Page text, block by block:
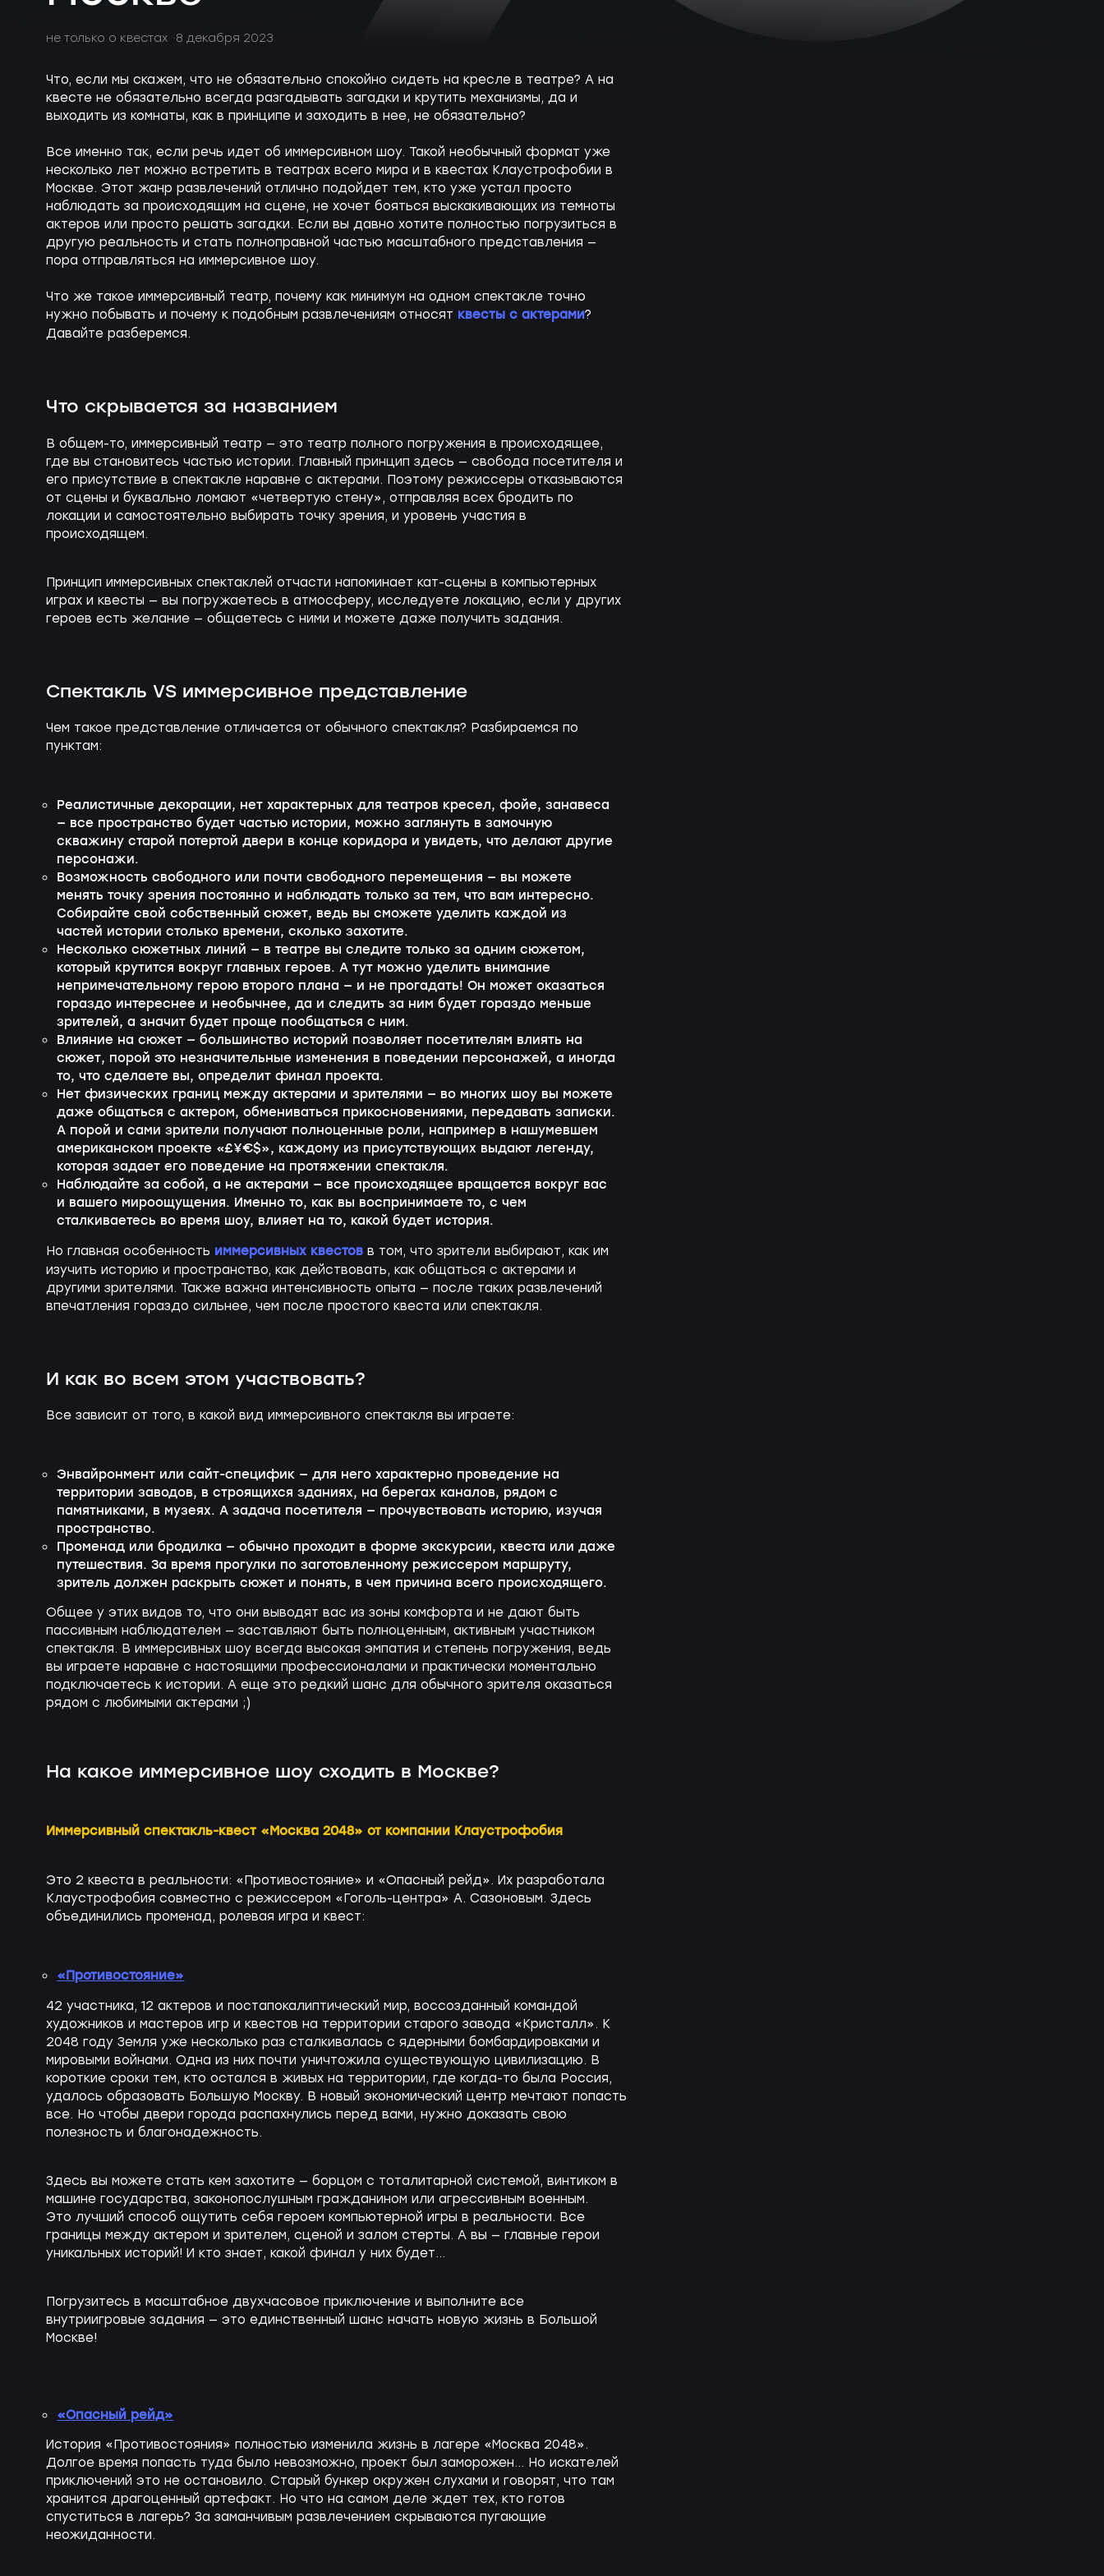
не только о квестах 8 декабря 2023
Что, если мы скажем, что не обязательно спокойно сидеть на кресле в театре? А на
квесте не обязательно всегда разгадывать загадки и крутить механизмы, да и
выходить из комнаты, как в принципе и заходить в нее, не обязательно?
Все именно так, если речь идет об иммерсивном шоу. Такой необычный формат уже
несколько лет можно встретить в театрах всего мира и в квестах Клаустрофобии в
Москве. Этот жанр развлечений отлично подойдет тем, кто уже устал просто
наблюдать за происходящим на сцене, не хочет бояться выскакивающих из темноты
актеров или просто решать загадки. Если вы давно хотите полностью погрузиться в
другую реальность и стать полноправной частью масштабного представления —
пора отправляться на иммерсивное шоу.
Что же такое иммерсивный театр, почему как минимум на одном спектакле точно
нужно побывать и почему к подобным развлечениям относят квесты с актерами?
Давайте разберемся.
Что скрывается за названием
В общем-то, иммерсивный театр — это театр полного погружения в происходящее,
где вы становитесь частью истории. Главный принцип здесь — свобода посетителя и
его присутствие в спектакле наравне с актерами. Поэтому режиссеры отказываются
от сцены и буквально ломают «четвертую стену», отправляя всех бродить по
локации и самостоятельно выбирать точку зрения, и уровень участия в
происходящем.
Принцип иммерсивных спектаклей отчасти напоминает кат-сцены в компьютерных
играх и квесты — вы погружаетесь в атмосферу, исследуете локацию, если у других
героев есть желание — общаетесь с ними и можете даже получить задания.
Спектакль VS иммерсивное представление
Чем такое представление отличается от обычного спектакля? Разбираемся по
пунктам:
Реалистичные декорации, нет характерных для театров кресел, фойе, занавеса
— все пространство будет частью истории, можно заглянуть в замочную
скважину старой потертой двери в конце коридора и увидеть, что делают другие
персонажи.
Возможность свободного или почти свободного перемещения — вы можете
менять точку зрения постоянно и наблюдать только за тем, что вам интересно.
Собирайте свой собственный сюжет, ведь вы сможете уделить каждой из
частей истории столько времени, сколько захотите.
Несколько сюжетных линий — в театре вы следите только за одним сюжетом,
который крутится вокруг главных героев. А тут можно уделить внимание
непримечательному герою второго плана — и не прогадать! Он может оказаться
гораздо интереснее и необычнее, да и следить за ним будет гораздо меньше
зрителей, а значит будет проще пообщаться с ним.
Влияние на сюжет — большинство историй позволяет посетителям влиять на
сюжет, порой это незначительные изменения в поведении персонажей, а иногда
то, что сделаете вы, определит финал проекта.
Нет физических границ между актерами и зрителями — во многих шоу вы можете
даже общаться с актером, обмениваться прикосновениями, передавать записки.
А порой и сами зрители получают полноценные роли, например в нашумевшем
американском проекте «£¥€$», каждому из присутствующих выдают легенду,
которая задает его поведение на протяжении спектакля.
Наблюдайте за собой, а не актерами — все происходящее вращается вокруг вас
и вашего мироощущения. Именно то, как вы воспринимаете то, с чем
сталкиваетесь во время шоу, влияет на то, какой будет история.
Но главная особенность иммерсивных квестовв том, что зрители выбирают, как им
изучить историю и пространство, как действовать, как общаться с актерами и
другими зрителями. Также важна интенсивность опыта — после таких развлечений
впечатления гораздо сильнее, чем после простого квеста или спектакля.
И как во всем этом участвовать?
Все зависит от того, в какой вид иммерсивного спектакля вы играете:
Энвайронмент или сайт-специфик — для него характерно проведение на
территории заводов, в строящихся зданиях, на берегах каналов, рядом с
памятниками, в музеях. А задача посетителя — прочувствовать историю, изучая
пространство.
Променад или бродилка — обычно проходит в форме экскурсии, квеста или даже
путешествия. За время прогулки по заготовленному режиссером маршруту,
зритель должен раскрыть сюжет и понять, в чем причина всего происходящего.
Общее у этих видов то, что они выводят вас из зоны комфорта и не дают быть
пассивным наблюдателем — заставляют быть полноценным, активным участником
спектакля. В иммерсивных шоу всегда высокая эмпатия и степень погружения, ведь
вы играете наравне с настоящими профессионалами и практически моментально
подключаетесь к истории. А еще это редкий шанс для обычного зрителя оказаться
рядом с любимыми актерами ;)
На какое иммерсивное шоу сходить в Москве?
Иммерсивный спектакль-квест «Москва 2048» от компании Клаустрофобия
Это 2 квеста в реальности: «Противостояние» и «Опасный рейд». Их разработала
Клаустрофобия совместно с режиссером «Гоголь-центра» А. Сазоновым. Здесь
объединились променад, ролевая игра и квест:
«Противостояние»
42 участника, 12 актеров и постапокалиптический мир, воссозданный командой
художников и мастеров игр и квестов на территории старого завода «Кристалл». К
2048 году Земля уже несколько раз сталкивалась с ядерными бомбардировками и
мировыми войнами. Одна из них почти уничтожила существующую цивилизацию. В
короткие сроки тем, кто остался в живых на территории, где когда-то была Россия,
удалось образовать Большую Москву. В новый экономический центр мечтают попасть
все. Но чтобы двери города распахнулись перед вами, нужно доказать свою
полезность и благонадежность.
Здесь вы можете стать кем захотите — борцом с тоталитарной системой, винтиком в
машине государства, законопослушным гражданином или агрессивным военным.
Это лучший способ ощутить себя героем компьютерной игры в реальности. Все
границы между актером и зрителем, сценой и залом стерты. А вы — главные герои
уникальных историй! И кто знает, какой финал у них будет...
Погрузитесь в масштабное двухчасовое приключение и выполните все
внутриигровые задания — это единственный шанс начать новую жизнь в Большой
Москве!
«Опасный рейд»
История «Противостояния» полностью изменила жизнь в лагере «Москва 2048».
Долгое время попасть туда было невозможно, проект был заморожен... Но искателей
приключений это не остановило. Старый бункер окружен слухами и говорят, что там
хранится драгоценный артефакт. Но что на самом деле ждет тех, кто готов
спуститься в лагерь? За заманчивым развлечением скрываются пугающие
неожиданности.